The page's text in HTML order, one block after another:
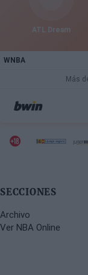
ATL Dream
WNBA
Más
SECCIONES
Archivo
Ver NBA Online